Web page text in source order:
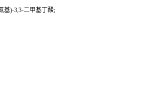
基)-3,3-二甲基丁酸;